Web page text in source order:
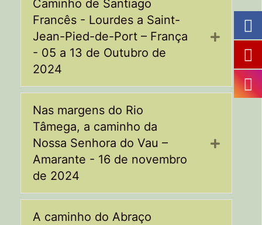
Caminho de Santiago
Francês - Lourdes a Saint-
Jean-Pied-de-Port – França
- 05 a 13 de Outubro de
2024
Expand
Nas margens do Rio
Tâmega, a caminho da
Nossa Senhora do Vau –
Amarante - 16 de novembro
de 2024
Expand
A caminho do Abraço